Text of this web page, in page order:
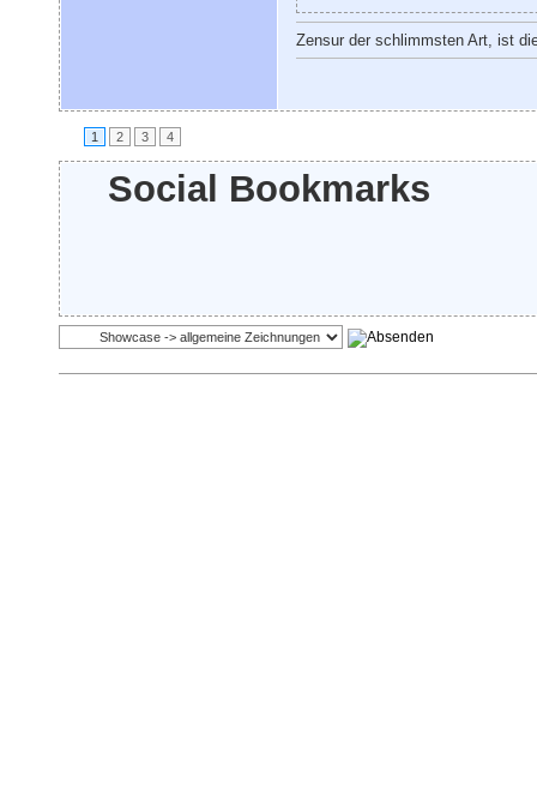
Zensur der schlimmsten Art, ist
1 2 3 4
Social Bookmarks